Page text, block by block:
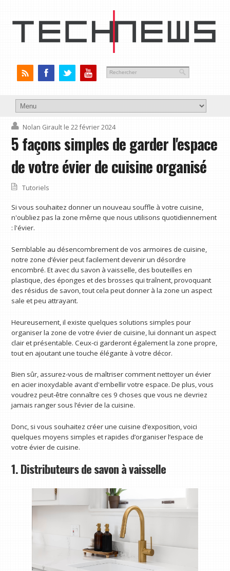
Nolan Girault le 22 février 2024
5 façons simples de garder l'espace
de votre évier de cuisine organisé
Tutoriels
Si vous souhaitez donner un nouveau souffle à votre cuisine,
n'oubliez pas la zone même que nous utilisons quotidiennement
: l'évier.
Semblable au désencombrement de vos armoires de cuisine,
notre zone d’évier peut facilement devenir un désordre
encombré. Et avec du savon à vaisselle, des bouteilles en
plastique, des éponges et des brosses qui traînent, provoquant
des résidus de savon, tout cela peut donner à la zone un aspect
sale et peu attrayant.
Heureusement, il existe quelques solutions simples pour
organiser la zone de votre évier de cuisine, lui donnant un aspect
clair et présentable. Ceux-ci garderont également la zone propre,
tout en ajoutant une touche élégante à votre décor.
Bien sûr, assurez-vous de maîtriser comment nettoyer un évier
en acier inoxydable avant d'embellir votre espace. De plus, vous
voudrez peut-être connaître ces 9 choses que vous ne devriez
jamais ranger sous l’évier de la cuisine.
Donc, si vous souhaitez créer une cuisine d’exposition, voici
quelques moyens simples et rapides d’organiser l’espace de
votre évier de cuisine.
1. Distributeurs de savon à vaisselle